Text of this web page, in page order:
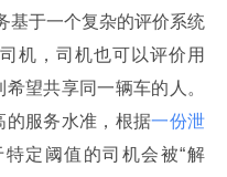
基于一个复杂的评价系统
机，司机也可以评价用
望共享同一辆车的人。
的服务水准，根据一份泄
特定阈值的司机会被“解